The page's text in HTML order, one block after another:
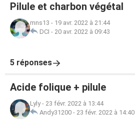
Pilule et charbon végétal
mns13 - 19 avr. 2022 à 21:44
DCI - 20 avr. 2022 à 09:43
5 réponses
Acide folique + pilule
Lyly- 23 févr. 2022 à 13:44
Andy31200 - 23 févr. 2022 à 14:40